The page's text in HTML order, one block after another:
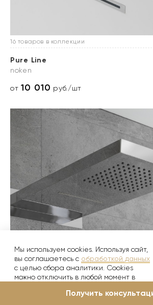
16 товаров в коллекции
Pure Line
noken
от10 010 руб./шт
Мы используем cookies. Используя сайт,
вы соглашаетесь с обработкой данных
с целью сбора аналитики. Cookies
можно отключить в любой момент в
Получить